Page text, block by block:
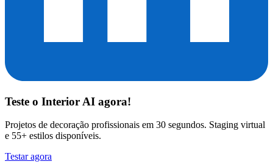
Teste o Interior AI agora!
Projetos de decoração profissionais em 30 segundos. Staging virtual
e 55+ estilos disponíveis.
Testar agora